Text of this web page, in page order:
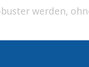
werden,